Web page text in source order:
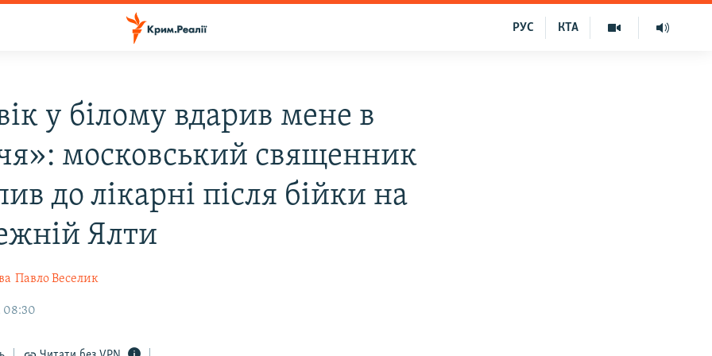
КТА
РУС
у білому вдарив мене в
московський священник
до лікарні після бійки на
Ялти
Павло Веселик
08:30